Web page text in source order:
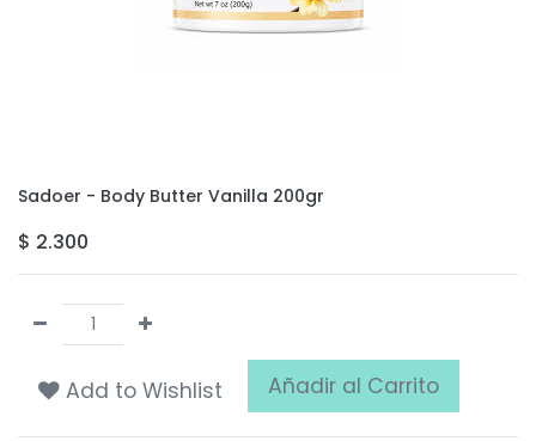
Sadoer - Body Butter Vanilla 200gr
$ 2.300
Add to Wishlist Añadir al Carrito